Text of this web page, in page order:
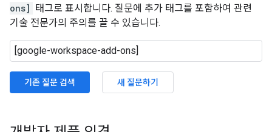
ons] 태그로 표시합니다. 질문에 추가 태그를 포함하여 관련
기술 전문가의 주의를 끌 수 있습니다.
기존 질문 검색 새 질문하기